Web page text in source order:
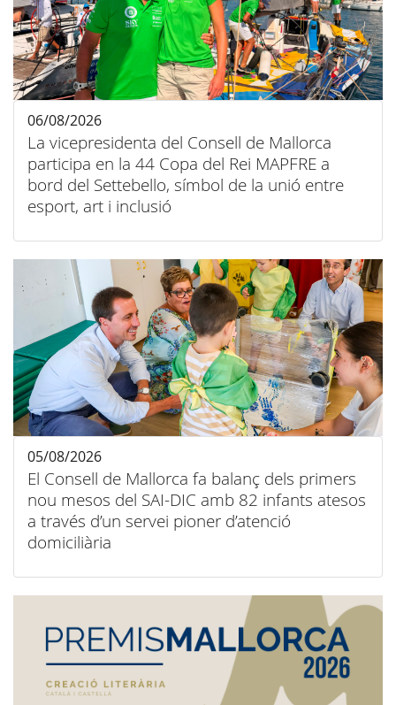
La vicepresidenta del Consell de Mallorca
participa en la 44 Copa del Rei MAPFRE a
bord del Settebello, símbol de la unió entre
esport, art i inclusió
06/08/2026
El Consell de Mallorca fa balanç dels primers
nou mesos del SAI-DIC amb 82 infants atesos
a través d’un servei pioner d’atenció
domiciliària
05/08/2026